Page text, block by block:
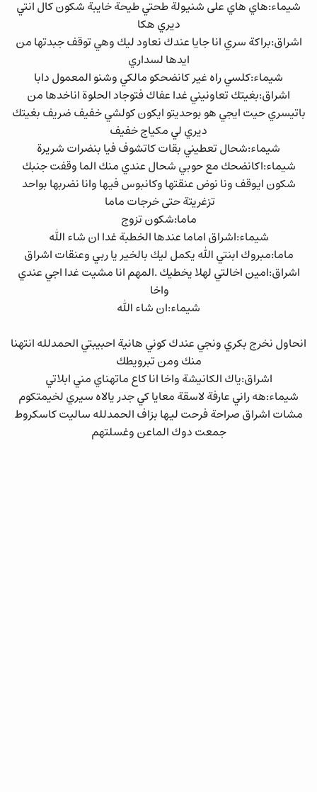
شيماء:هاي هاي على شنيولة طحتي طيحة خايبة شكون كال انتي
ديري هكا
اشراق:براكة سري انا جايا عندك نعاود ليك وهي توقف جبدتها من
ايدها لسداري
شيماء:كلسي راه غير كانضحكو مالكي وشنو المعمول دابا
اشراق:بغيتك تعاونيني غدا عفاك فتوجاد الحلوة اناخدها من
باتيسري حيت ايجي هو بوحديتو ايكون كولشي خفيف ضريف بغيتك
ديري لي مكياج خفيف
شيماء:شحال تعطيني بقات كاتشوف فيا بنضرات شريرة
شيماء:اكانضحك مع حوبي شحال عندي منك الما وقفت جنبك
شكون ايوقف ونا نوض عنقتها وكانبوس فيها وانا نضربها بواحد
تزغريتة حتى خرجات ماما
ماما:شكون تزوج
شيماء:اشراق اماما عندها الخطبة غدا ان شاء الله
ماما:مبروك ابنتي الله يكمل ليك بالخير يا ربي وعنقات اشراق
اشراق:امين اخالتي لهلا يخطيك .المهم انا مشيت غدا اجي عندي
واخا
شيماء:ان شاء الله
انحاول نخرج بكري ونجي عندك كوني هانية احبيبتي الحمدلله انتهنا
منك ومن تبرويطك
اشراق:ياك الكانيشة واخا انا كاع ماتهناي مني ابلاتي
شيماء:هه راني عارفة لاسقة معايا كي جدر يالاه سيري لخيمتكوم
مشات اشراق صراحة فرحت ليها بزاف الحمدلله ساليت كاسكروط
جمعت دوك الماعن وغسلتهم